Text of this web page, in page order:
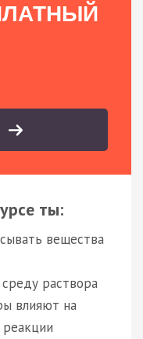
ты:
вещества
раствора
влияют на